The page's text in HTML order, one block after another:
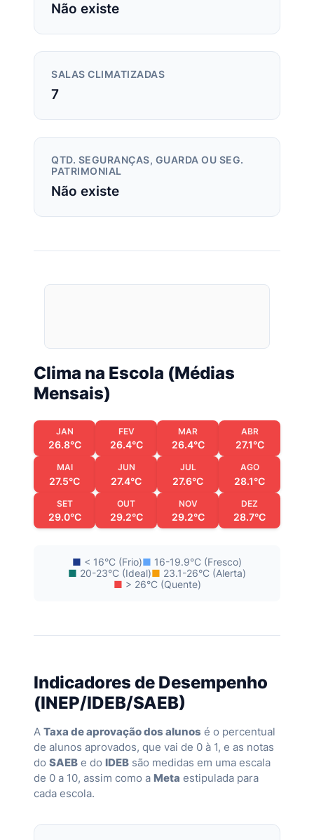
Não existe
SALAS CLIMATIZADAS
7
QTD. SEGURANÇAS, GUARDA OU SEG.
PATRIMONIAL
Não existe
Clima na Escola (Médias
Mensais)
JAN
26.8°C
FEV
26.4°C
MAR
26.4°C
ABR
27.1°C
MAI
27.5°C
JUN
27.4°C
JUL
27.6°C
AGO
28.1°C
SET
29.0°C
OUT
29.2°C
NOV
29.2°C
DEZ
28.7°C
■ < 16°C (Frio)■ 16-19.9°C (Fresco)
■ 20-23°C (Ideal)■ 23.1-26°C (Alerta)
■ > 26°C (Quente)
Indicadores de Desempenho
(INEP/IDEB/SAEB)
A Taxa de aprovação dos alunos é o percentual
de alunos aprovados, que vai de 0 à 1, e as notas
do SAEB e do IDEB são medidas em uma escala
de 0 a 10, assim como a Meta estipulada para
cada escola.